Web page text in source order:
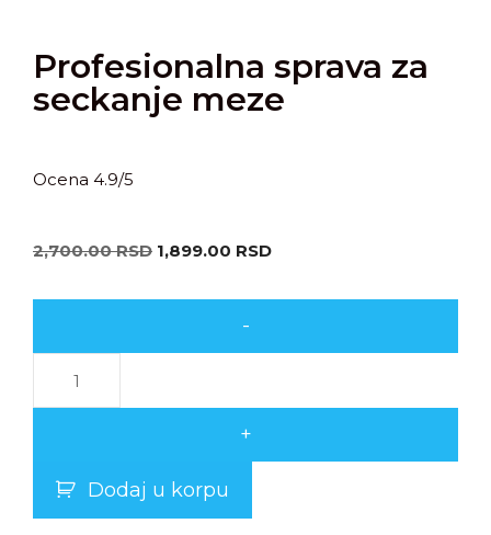
Profesionalna sprava za
seckanje meze
Ocena 4.9/5
2,700.00RSD 1,899.00 RSD
-
+
Dodaj u korpu